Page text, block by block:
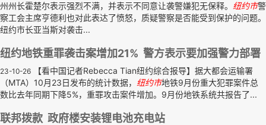
州州长霍楚尔表示强烈不满，并表示不同意让袭警嫌犯无保释。 纽约市警
察工会主席亨德利也对此表达了愤怒，质疑警察是否能受到保护的问题。
纽约市长亚当斯对袭击...
纽约地铁重罪袭击案增加21% 警方表示要加强警力部署
23-10-26 【看中国记者Rebecca Tian纽约综合报导】据大都会运输署
（MTA）10月23日发布的统计数据， 纽约市地铁9月份重大犯罪案件总
数比去年同期下降5%，重罪攻击案件增加。9月份地铁系统共报告了...
联邦拨款 政府楼安装锂电池充电站